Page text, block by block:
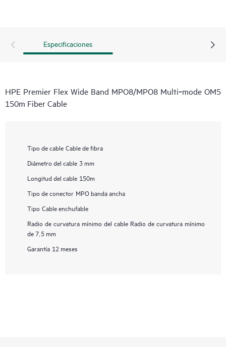
Especificaciones
HPE Premier Flex Wide Band MPO8/MPO8 Multi‑mode OM5
150m Fiber Cable
Tipo de cable Cable de fibra
Diámetro del cable 3 mm
Longitud del cable 150m
Tipo de conector MPO banda ancha
Tipo Cable enchufable
Radio de curvatura mínimo del cable Radio de curvatura mínimo
de 7,5 mm
Garantía 12 meses